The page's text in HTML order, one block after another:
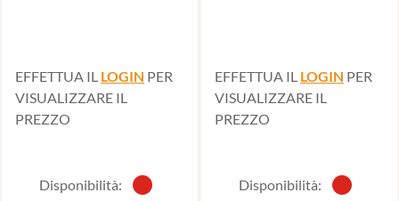
EFFETTUA IL LOGIN PER
VISUALIZZARE IL
PREZZO
Disponibilità:
EFFETTUA IL LOGIN PER
VISUALIZZARE IL
PREZZO
Disponibilità: